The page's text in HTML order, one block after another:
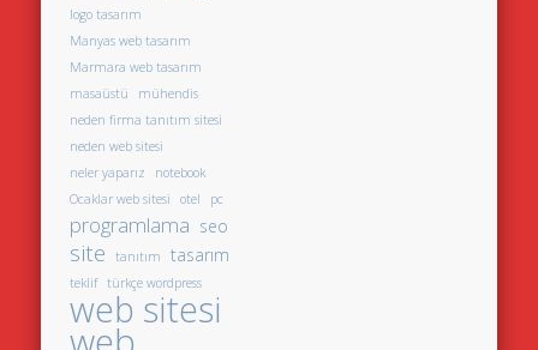
logo tasarım
Manyas web tasarım
Marmara web tasarım
masaüstü
mühendis
neden firma tanıtım sitesi
neden web sitesi
neler yaparız
notebook
Ocaklar web sitesi
otel pc
programlama seo
site tanıtım tasarım
teklif türkçe wordpress
web sitesi